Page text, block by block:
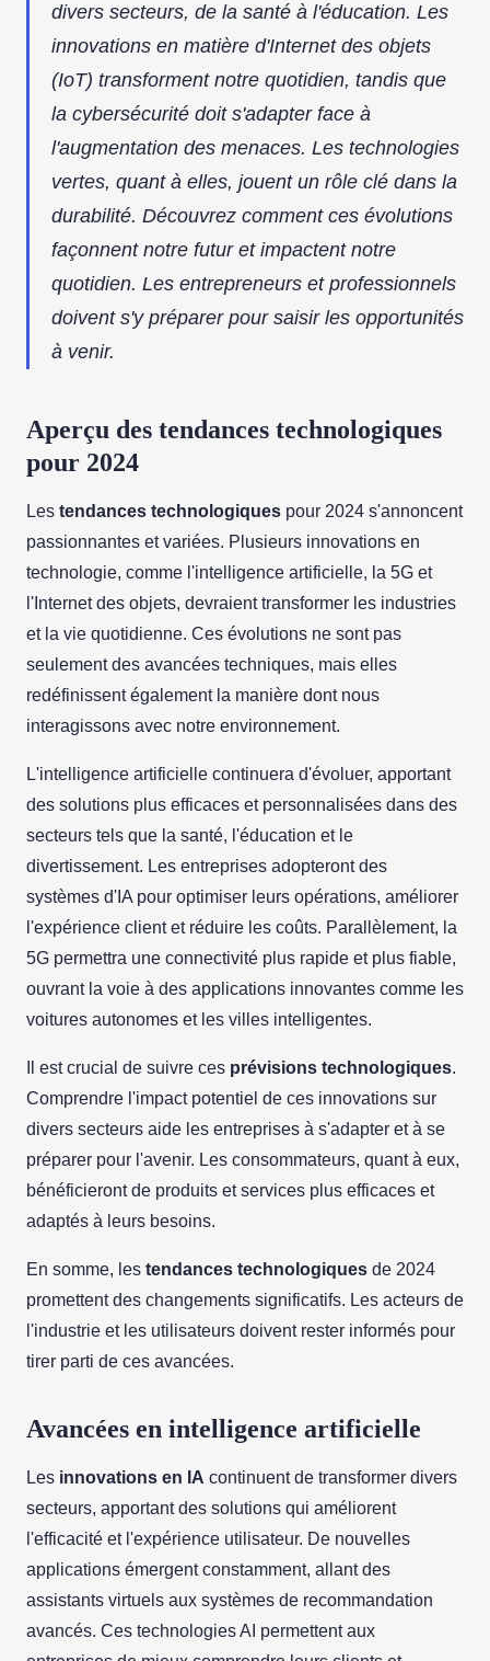
divers secteurs, de la santé à l'éducation. Les
innovations en matière d'Internet des objets
(IoT) transforment notre quotidien, tandis que
la cybersécurité doit s'adapter face à
l'augmentation des menaces. Les technologies
vertes, quant à elles, jouent un rôle clé dans la
durabilité. Découvrez comment ces évolutions
façonnent notre futur et impactent notre
quotidien. Les entrepreneurs et professionnels
doivent s'y préparer pour saisir les opportunités
à venir.
Aperçu des tendances technologiques
pour 2024
Les tendances technologiques pour 2024 s'annoncent
passionnantes et variées. Plusieurs innovations en
technologie, comme l'intelligence artificielle, la 5G et
l'Internet des objets, devraient transformer les industries
et la vie quotidienne. Ces évolutions ne sont pas
seulement des avancées techniques, mais elles
redéfinissent également la manière dont nous
interagissons avec notre environnement.
L'intelligence artificielle continuera d'évoluer, apportant
des solutions plus efficaces et personnalisées dans des
secteurs tels que la santé, l'éducation et le
divertissement. Les entreprises adopteront des
systèmes d'IA pour optimiser leurs opérations, améliorer
l'expérience client et réduire les coûts. Parallèlement, la
5G permettra une connectivité plus rapide et plus fiable,
ouvrant la voie à des applications innovantes comme les
voitures autonomes et les villes intelligentes.
Il est crucial de suivre ces prévisions technologiques.
Comprendre l'impact potentiel de ces innovations sur
divers secteurs aide les entreprises à s'adapter et à se
préparer pour l'avenir. Les consommateurs, quant à eux,
bénéficieront de produits et services plus efficaces et
adaptés à leurs besoins.
En somme, les tendances technologiques de 2024
promettent des changements significatifs. Les acteurs de
l'industrie et les utilisateurs doivent rester informés pour
tirer parti de ces avancées.
Avancées en intelligence artificielle
Les innovations en IA continuent de transformer divers
secteurs, apportant des solutions qui améliorent
l'efficacité et l'expérience utilisateur. De nouvelles
applications émergent constamment, allant des
assistants virtuels aux systèmes de recommandation
avancés. Ces technologies AI permettent aux